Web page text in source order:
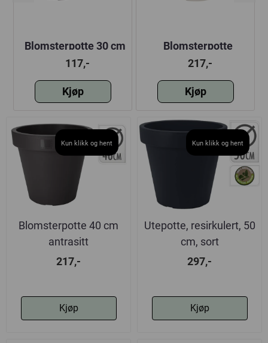
Blomsterpotte 30 cm
antrasitt
117,-
Kjøp
Blomsterpotte
40xH35 cm hvit
217,-
Kjøp
Kun klikk og hent
Blomsterpotte 40 cm
antrasitt
217,-
Kjøp
Kun klikk og hent
Utepotte, resirkulert, 50
cm, sort
297,-
Kjøp